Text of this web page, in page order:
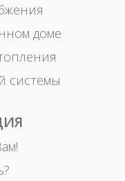
доме
системы